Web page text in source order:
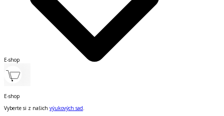
E-shop
E-shop
Vyberte si z našich výukových sad.